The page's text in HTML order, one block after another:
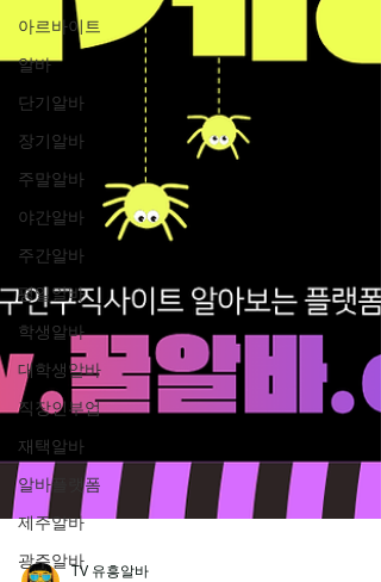
아르바이트
알바
단기알바
장기알바
주말알바
야간알바
주간알바
평일알바
학생알바
대학생알바
직장인부업
재택알바
알바플랫폼
제주알바
광주알바